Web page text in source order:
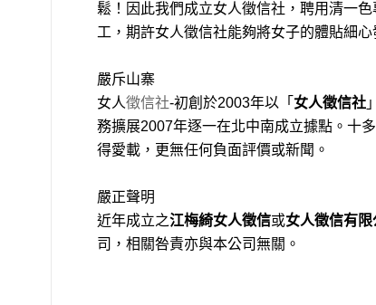
鬆！因此我們成立女人徵信社，聘用清一色
工，期許女人徵信社能夠將女子的體貼細心
嚴斥山寨
女人徵信社-初創於2003年以「 女人徵信社
務擴展2007年逐一在北中南成立據點。十
得愛載，更無任何負面評價或新聞。
嚴正聲明
近年成立之江梅綺女人徵信或女人徵信有限
司，相關咎責亦與本公司無關。